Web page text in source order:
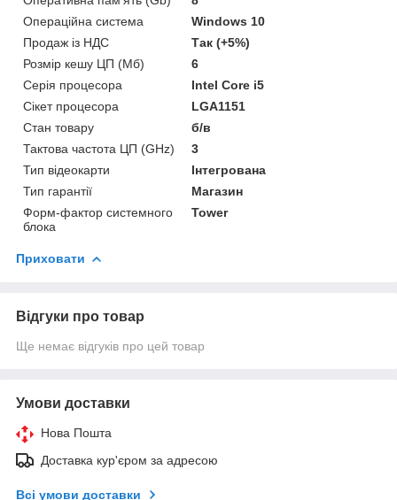
Операційна система
Windows 10
Продаж із НДС
Так (+5%)
Розмір кешу ЦП (Мб)
6
Серія процесора
Intel Core i5
Сікет процесора
LGA1151
Стан товару
б/в
Тактова частота ЦП (GHz)
3
Тип відеокарти
Інтегрована
Тип гарантії
Магазин
Форм-фактор системного
блока
Tower
Приховати
Відгуки про товар
Ще немає відгуків про цей товар
Умови доставки
Нова Пошта
Доставка кур'єром за адресою
Всі умови доставки